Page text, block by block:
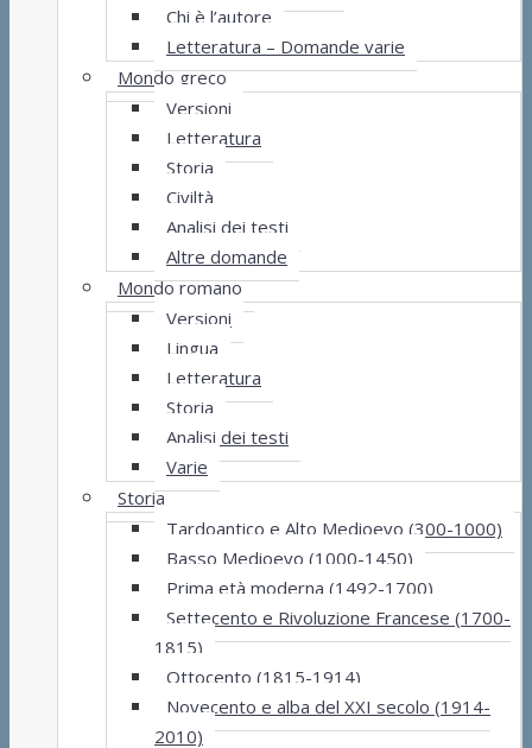
Chi è l’autore
Letteratura – Domande varie
Mondo greco
Versioni
Letteratura
Storia
Civiltà
Analisi dei testi
Altre domande
Mondo romano
Versioni
Lingua
Letteratura
Storia
Analisi dei testi
Varie
Storia
Tardoantico e Alto Medioevo (300-1000)
Basso Medioevo (1000-1450)
Prima età moderna (1492-1700)
Settecento e Rivoluzione Francese (1700-
1815)
Ottocento (1815-1914)
Novecento e alba del XXI secolo (1914-
2010)